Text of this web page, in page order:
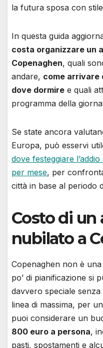
la futura sposa con
In questa guida
costa organizzare un
Copenaghen, quali
andare, come arrivare
dove dormire e quali
programma della
Se state ancora
Europa, può esservi
dove festeggiare
per mese, per
città in base al periodo
Costo di un
nubilato a
Copenaghen non è
po’ di pianificazione si
davvero speciale
linea di massima, per un
puoi considerare un
800 euro a persona,
pasti, spostamenti e